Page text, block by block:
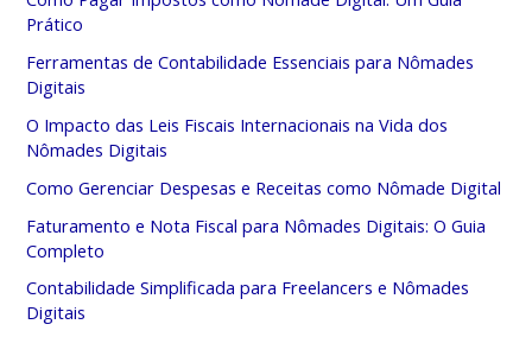
Prático
Ferramentas de Contabilidade Essenciais para Nômades
Digitais
O Impacto das Leis Fiscais Internacionais na Vida dos
Nômades Digitais
Como Gerenciar Despesas e Receitas como Nômade Digital
Faturamento e Nota Fiscal para Nômades Digitais: O Guia
Completo
Contabilidade Simplificada para Freelancers e Nômades
Digitais